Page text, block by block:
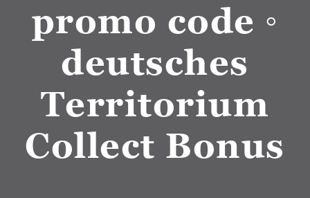
promo code ◦
deutsches
Territorium
Collect Bonus